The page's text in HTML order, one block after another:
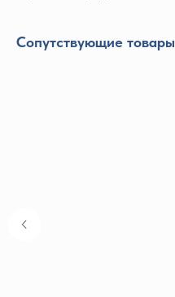
Сопутствующие товары